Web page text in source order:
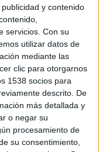
y contenido
servicios. Con su
utilizar datos de
mediante las
clic para otorgarnos
1538 socios para
descrito. De
más detallada y
o negar su
procesamiento de
su consentimiento,
llei de
públic
pares creuen
competitius)
menjar o de les